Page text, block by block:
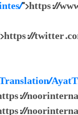
">https://